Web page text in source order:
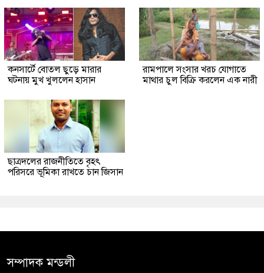
কনসার্টে বোতল ছুড়ে মারার
ঘটনায় মুখ খুললেন হাসান
রামপালে সংসার খরচ যোগাতে
মাথার চুল বিক্রি করলেন এক নারী
ছাত্রদলের রাজনীতিতে বৃহৎ
পরিসরে ভূমিকা রাখতে চান জিসান
সম্পাদক মন্ডলী